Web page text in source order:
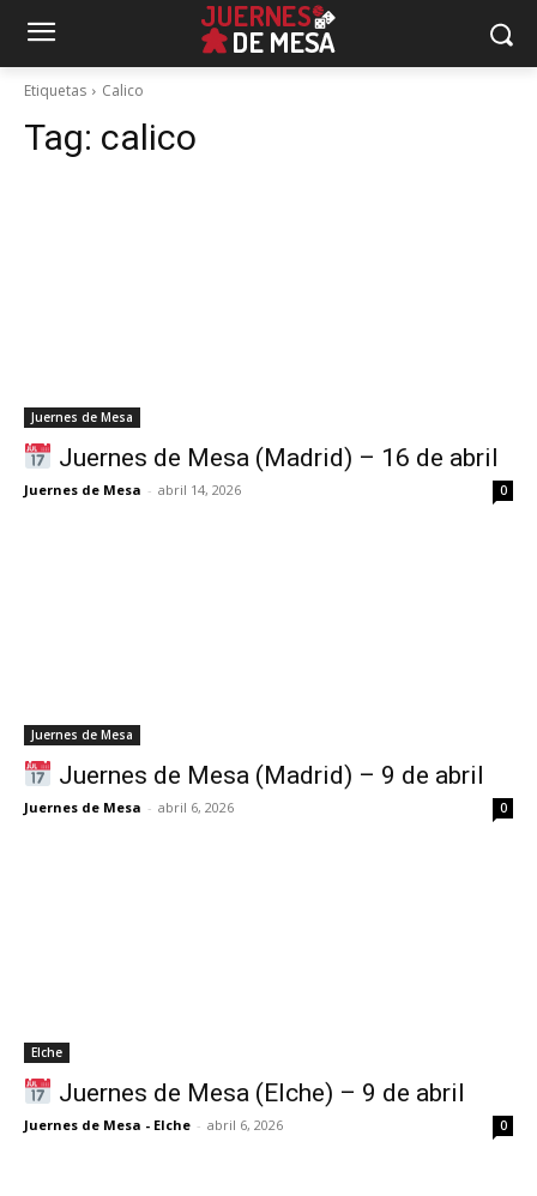
Etiquetas Calico
Tag: calico
Juernes de Mesa
Juernes de Mesa (Madrid) – 16 de abril
Juernes de Mesa - abril 14, 2026 0
Juernes de Mesa
Juernes de Mesa (Madrid) – 9 de abril
Juernes de Mesa - abril 6, 2026 0
Elche
Juernes de Mesa (Elche) – 9 de abril
Juernes de Mesa - Elche - abril 6, 2026 0